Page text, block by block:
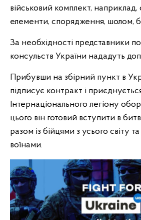
військовий комплект, наприклад,
елементи, спорядження, шолом,
За необхідності представники
консульств України нададуть
Прибувши на збірний пункт в
підписує контракт і
Інтернаціонального легіону
цього він готовий вступити в
разом із бійцями з усього світу
воїнами.